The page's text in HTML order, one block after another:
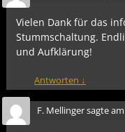
Vielen Dank für das
Stummschaltung.
und Aufklärung!
Antworten ↓
F. Mellingersagte am